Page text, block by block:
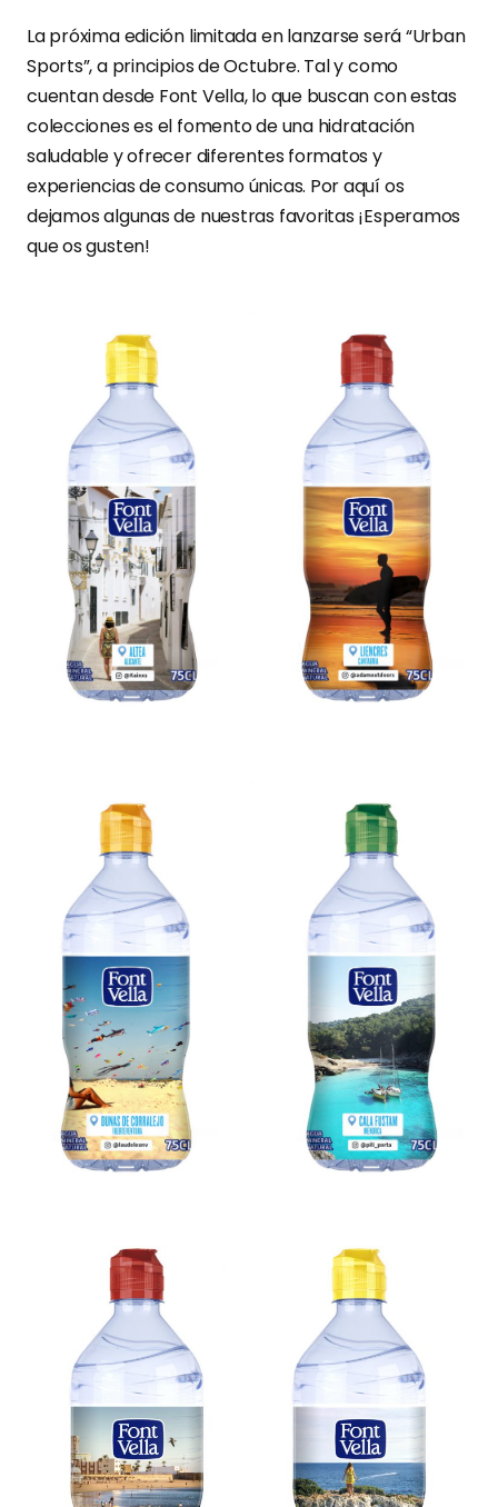
La próxima edición limitada en lanzarse será “Urban
Sports”, a principios de Octubre. Tal y como
cuentan desde Font Vella, lo que buscan con estas
colecciones es el fomento de una hidratación
saludable y ofrecer diferentes formatos y
experiencias de consumo únicas. Por aquí os
dejamos algunas de nuestras favoritas ¡Esperamos
que os gusten!